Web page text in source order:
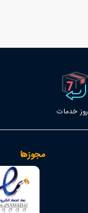
مجوزها